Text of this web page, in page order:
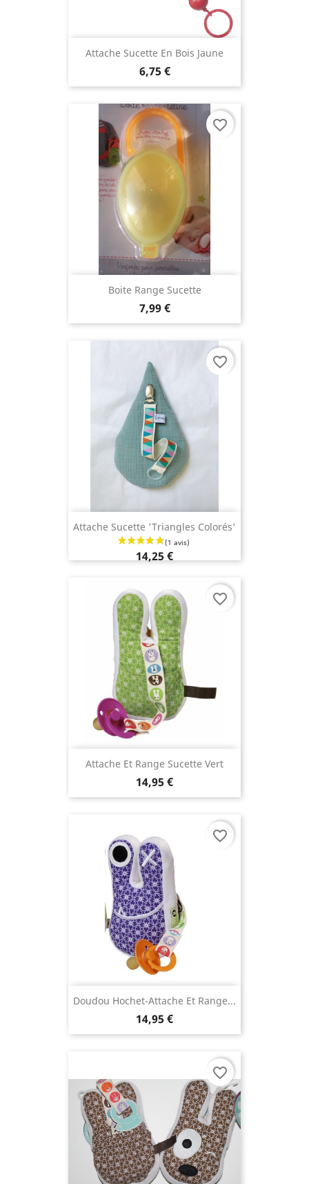
Attache Sucette En Bois Jaune
6,75 €
Boite Range Sucette
7,99 €
favorite_border
Attache Sucette 'Triangles Colorés'
14,25 €
favorite_border
Attache Et Range Sucette Vert
14,95 €
favorite_border
Doudou Hochet-Attache Et Range...
14,95 €
favorite_border
favorite_border